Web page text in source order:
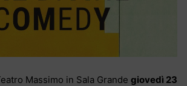
Massimo in Sala Grande giovedì 23